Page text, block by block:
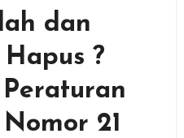
dan
?
21